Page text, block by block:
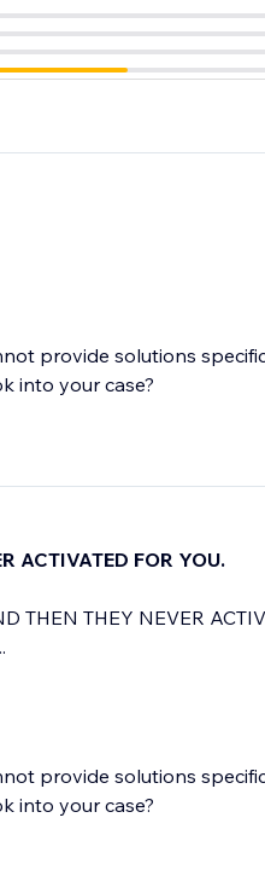
provide solutions
into your case?
ACTIVATED FOR YOU.
THEN THEY NEVER
provide solutions